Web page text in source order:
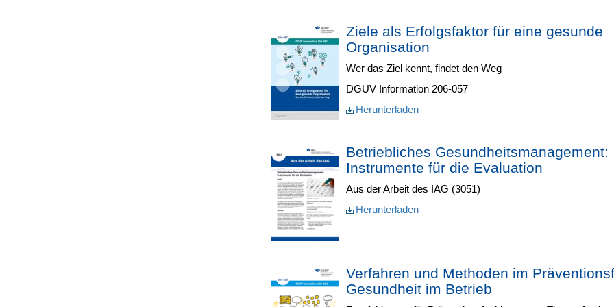
Ziele als Erfolgsfaktor für eine gesunde
Organisation
Wer das Ziel kennt, findet den Weg
DGUV Information 206-057
Herunterladen
Betriebliches Gesundheitsmanagement:
Instrumente für die Evaluation
Aus der Arbeit des IAG (3051)
Herunterladen
Verfahren und Methoden im
Gesundheit im Betrieb